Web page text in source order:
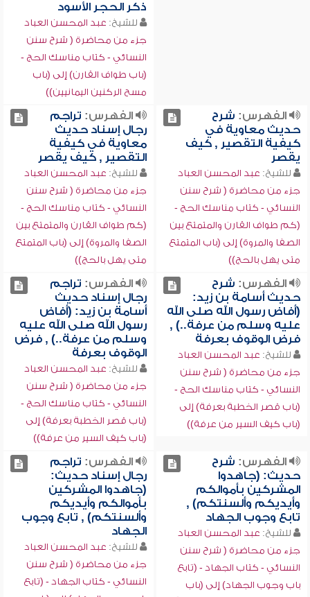
ذكر الحجر الأسود
للشيخ: عبد المحسن العباد
جزء من محاضرة ( شرح سنن
النسائي - كتاب مناسك الحج -
(باب طواف القارن) إلى (باب
مسح الركنين اليمانيين))
الفهرس: شرح
حديث معاوية في
كيفية التقصير , كيف
يقصر
للشيخ: عبد المحسن العباد
جزء من محاضرة ( شرح سنن
النسائي - كتاب مناسك الحج -
(كم طواف القارن والمتمتع بين
الصفا والمروة) إلى (باب المتمتع
متى يهل بالحج))
الفهرس: تراجم
رجال إسناد حديث
معاوية في كيفية
التقصير , كيف يقصر
للشيخ: عبد المحسن العباد
جزء من محاضرة ( شرح سنن
النسائي - كتاب مناسك الحج -
(كم طواف القارن والمتمتع بين
الصفا والمروة) إلى (باب المتمتع
متى يهل بالحج))
الفهرس: شرح
حديث أسامة بن زيد:
(أفاض رسول الله صلى الله
عليه وسلم من عرفة..) ,
فرض الوقوف بعرفة
للشيخ: عبد المحسن العباد
جزء من محاضرة ( شرح سنن
النسائي - كتاب مناسك الحج -
(باب قصر الخطبة بعرفة) إلى
(باب كيف السير من عرفة))
الفهرس: تراجم
رجال إسناد حديث
أسامة بن زيد: (أفاض
رسول الله صلى الله عليه
وسلم من عرفة..) , فرض
الوقوف بعرفة
للشيخ: عبد المحسن العباد
جزء من محاضرة ( شرح سنن
النسائي - كتاب مناسك الحج -
(باب قصر الخطبة بعرفة) إلى
(باب كيف السير من عرفة))
الفهرس: شرح
حديث: (جاهدوا
المشركين بأموالكم
وأيديكم وألسنتكم) ,
تابع وجوب الجهاد
للشيخ: عبد المحسن العباد
جزء من محاضرة ( شرح سنن
النسائي - كتاب الجهاد - (تابع
باب وجوب الجهاد) إلى (باب
الفهرس: تراجم
رجال إسناد حديث:
(جاهدوا المشركين
بأموالكم وأيديكم
وألسنتكم) , تابع وجوب
الجهاد
للشيخ: عبد المحسن العباد
جزء من محاضرة ( شرح سنن
النسائي - كتاب الجهاد - (تابع